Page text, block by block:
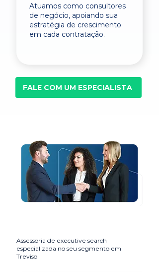
Atuamos como consultores
de negócio, apoiando sua
estratégia de crescimento
em cada contratação.
FALE COM UM ESPECIALISTA
Assessoria de executive search
especializada no seu segmento em
Treviso